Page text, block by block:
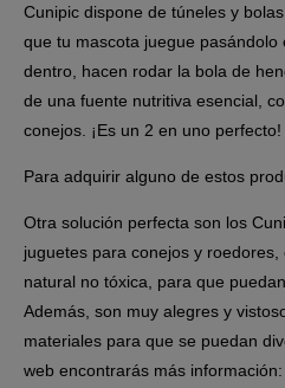
Cunipic dispone de túneles y
que tu mascota juegue
dentro, hacen rodar la bola de
de una fuente nutritiva esencial,
conejos. ¡Es un 2 en uno perfecto!
Para adquirir alguno de estos
Otra solución perfecta son los
juguetes para conejos y
natural no tóxica, para que
Además, son muy alegres y
materiales para que se puedan
web encontrarás más información: